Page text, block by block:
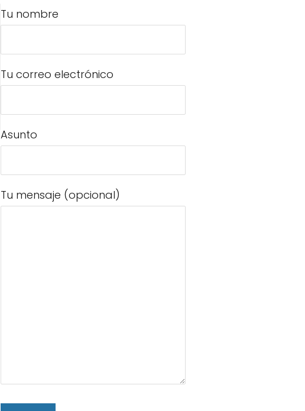
Tu nombre
Tu correo electrónico
Asunto
Tu mensaje (opcional)